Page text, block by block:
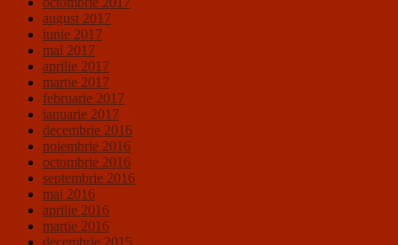
august 2017
iunie 2017
mai 2017
aprilie 2017
martie 2017
februarie 2017
ianuarie 2017
decembrie 2016
noiembrie 2016
octombrie 2016
septembrie 2016
mai 2016
aprilie 2016
martie 2016
decembrie 2015